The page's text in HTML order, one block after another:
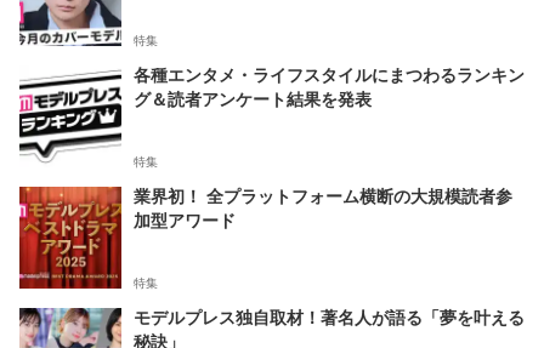
特集
各種エンタメ・ライフスタイルにまつわるランキン
グ＆読者アンケート結果を発表
特集
業界初！ 全プラットフォーム横断の大規模読者参
加型アワード
特集
モデルプレス独自取材！著名人が語る「夢を叶える
秘訣」